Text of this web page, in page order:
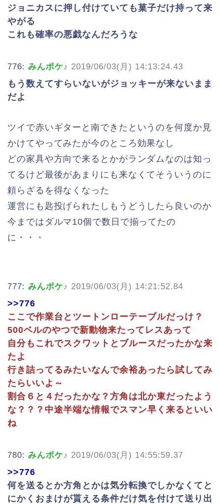
ジョニカスに押し付けていても菓子だけ持って来
やがる
これも確率の悪戯なんだろうな
776: みんポケ♪ 2019/06/03(月) 14:13:24.43
もう数えてすらいないがジョッキーが来ないまま
だよ
ツイで赤いギターと南できたというのを何度か見
かけてやってみたが今のところ効果なし
どの家具や方向で来るとかがランダムなのは知っ
てるけど最後があまりにも来なくてそういうのに
頼らざるを得なくなった
運営にも匙投げられたしもうどうしたら良いのか
今まではダルマ10個で数日で揃ってたの
に・・・
777: みんポケ♪ 2019/06/03(月) 14:21:52.84
>>776
ここで作業台とツートンローテーブルだっけ？
500ベルのやつで新動物来たってレスあって
自分もこれでスクワットとブルースだったかな来
たよ
行き詰ってるみたいなんで余裕あったら試してみ
たらいいよ～
割合６と４だったかな？方角は北か東だったよう
な？？？中途半端な情報でスマン早く来るといい
ね
780: みんポケ♪ 2019/06/03(月) 14:55:59.37
>>776
何を送るとか方角とかは気分転換でしかなくてと
にかくおまけが貰える条件だけ気を付けて送り出